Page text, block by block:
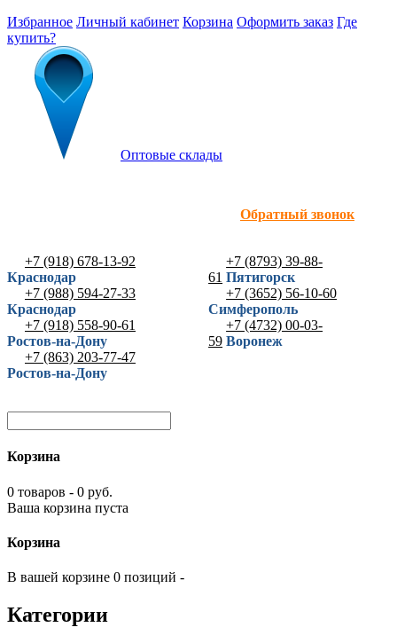
Избранное Личный кабинет Корзина Оформить заказ Где
купить?
Оптовые склады
Обратный звонок
+7 (918) 678-13-92
Краснодар
+7 (988) 594-27-33
Краснодар
+7 (918) 558-90-61
Ростов-на-Дону
+7 (863) 203-77-47
Ростов-на-Дону
+7 (8793) 39-88-
61 Пятигорск
+7 (3652) 56-10-60
Симферополь
+7 (4732) 00-03-
59 Воронеж
Корзина
0 товаров - 0 руб.
Ваша корзина пуста
Корзина
В вашей корзине 0 позиций -
Категории